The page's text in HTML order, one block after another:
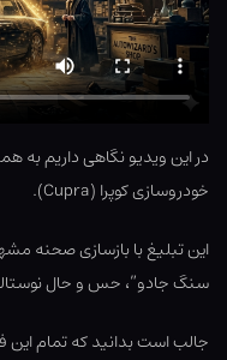
در این ویدیو نگاهی داریم به
خودروسازی کوپرا (Cupra).
این تبلیغ با بازسازی صحنه
سنگ جادو”، حس و حال
جالب است بدانید که تمام